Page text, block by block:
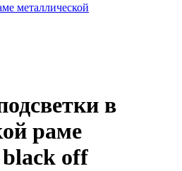
металлической
в
раме
off